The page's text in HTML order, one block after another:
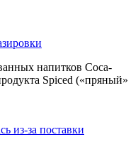
напитков Coca-
Spiced («пряный»
из-за поставки